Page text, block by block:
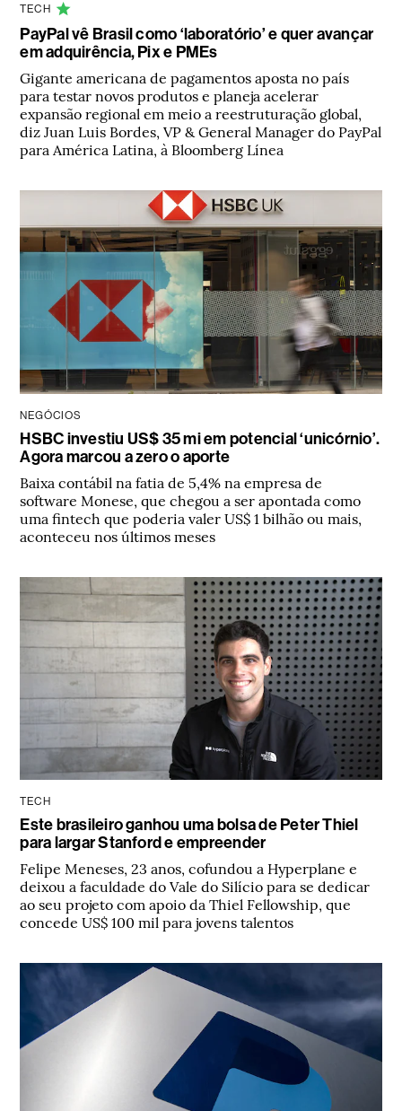
TECH
PayPal vê Brasil como ‘laboratório’ e quer avançar
em adquirência, Pix e PMEs
Gigante americana de pagamentos aposta no país
para testar novos produtos e planeja acelerar
expansão regional em meio a reestruturação global,
diz Juan Luis Bordes, VP & General Manager do PayPal
para América Latina, à Bloomberg Línea
NEGÓCIOS
HSBC investiu US$ 35 mi em potencial ‘unicórnio’.
Agora marcou a zero o aporte
Baixa contábil na fatia de 5,4% na empresa de
software Monese, que chegou a ser apontada como
uma fintech que poderia valer US$ 1 bilhão ou mais,
aconteceu nos últimos meses
TECH
Este brasileiro ganhou uma bolsa de Peter Thiel
para largar Stanford e empreender
Felipe Meneses, 23 anos, cofundou a Hyperplane e
deixou a faculdade do Vale do Silício para se dedicar
ao seu projeto com apoio da Thiel Fellowship, que
concede US$ 100 mil para jovens talentos